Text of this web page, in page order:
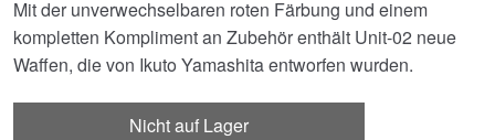
Mit der unverwechselbaren roten Färbung und einem
kompletten Kompliment an Zubehör enthält Unit-02 neue
Waffen, die von Ikuto Yamashita entworfen wurden.
Nicht auf Lager